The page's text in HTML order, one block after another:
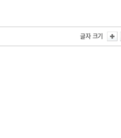
글자 크기